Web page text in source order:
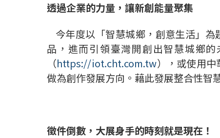
透過企業的力量，讓新創能量聚集
今年度以「智慧城鄉，創意生活」
品，進而引領臺灣開創出智慧城鄉
（https://iot.cht.com.tw），或使用
做為創作發展方向。藉此發展整合性智
徵件倒數，大展身手的時刻就是現在！